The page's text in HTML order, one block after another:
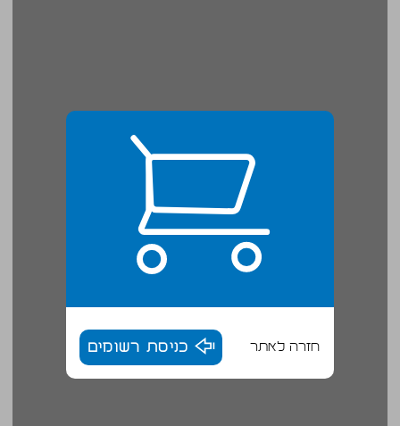
חזרה לאתר כניסת רשומים